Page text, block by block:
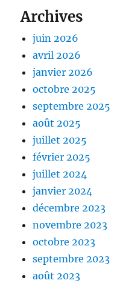
Archives
juin 2026
avril 2026
janvier 2026
octobre 2025
septembre 2025
août 2025
juillet 2025
février 2025
juillet 2024
janvier 2024
décembre 2023
novembre 2023
octobre 2023
septembre 2023
août 2023